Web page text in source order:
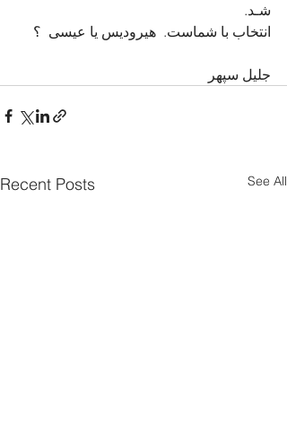
شـد.
انتخاب با شماست.  هیرودیس یا عیسی  ؟
جلیل سپهر
Recent Posts See All